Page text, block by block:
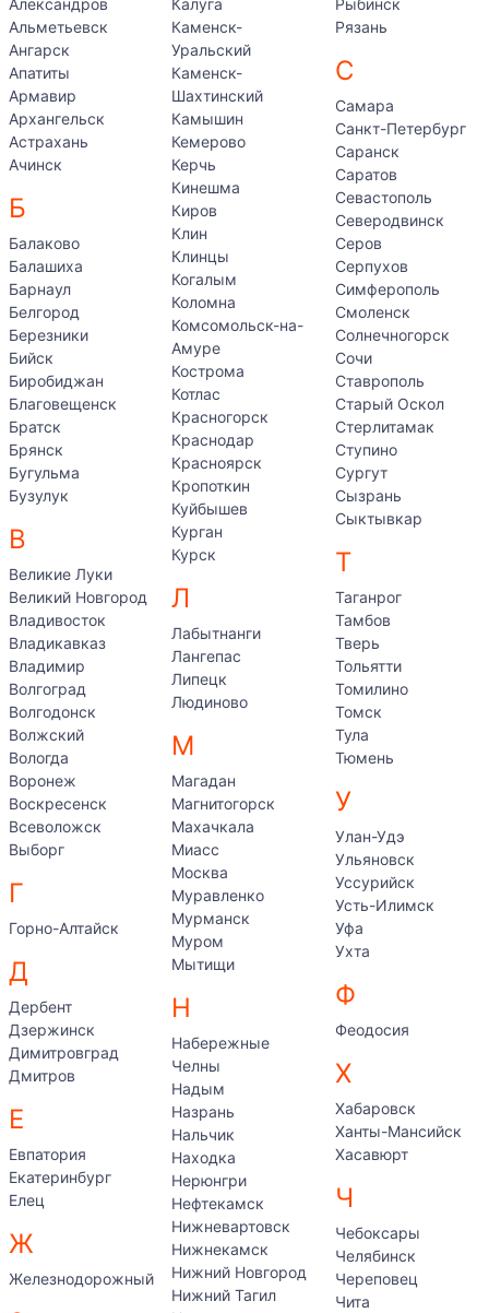
Александров
Альметьевск
Ангарск
Апатиты
Армавир
Архангельск
Астрахань
Ачинск
Б
Балаково
Балашиха
Барнаул
Белгород
Березники
Бийск
Биробиджан
Благовещенск
Братск
Брянск
Бугульма
Бузулук
В
Великие Луки
Великий Новгород
Владивосток
Владикавказ
Владимир
Волгоград
Волгодонск
Волжский
Вологда
Воронеж
Воскресенск
Всеволожск
Выборг
Г
Горно-Алтайск
Д
Дербент
Дзержинск
Димитровград
Дмитров
Е
Евпатория
Екатеринбург
Елец
Ж
Железнодорожный
Калуга
Каменск-
Уральский
Каменск-
Шахтинский
Камышин
Кемерово
Керчь
Кинешма
Киров
Клин
Клинцы
Когалым
Коломна
Комсомольск-на-
Амуре
Кострома
Котлас
Красногорск
Краснодар
Красноярск
Кропоткин
Куйбышев
Курган
Курск
Л
Лабытнанги
Лангепас
Липецк
Людиново
М
Магадан
Магнитогорск
Махачкала
Миасс
Москва
Муравленко
Мурманск
Муром
Мытищи
Н
Набережные
Челны
Надым
Назрань
Нальчик
Находка
Нерюнгри
Нефтекамск
Нижневартовск
Нижнекамск
Нижний Новгород
Нижний Тагил
Рыбинск
Рязань
С
Самара
Санкт-Петербург
Саранск
Саратов
Севастополь
Северодвинск
Серов
Серпухов
Симферополь
Смоленск
Солнечногорск
Сочи
Ставрополь
Старый Оскол
Стерлитамак
Ступино
Сургут
Сызрань
Сыктывкар
Т
Таганрог
Тамбов
Тверь
Тольятти
Томилино
Томск
Тула
Тюмень
У
Улан-Удэ
Ульяновск
Уссурийск
Усть-Илимск
Уфа
Ухта
Ф
Феодосия
Х
Хабаровск
Ханты-Мансийск
Хасавюрт
Ч
Чебоксары
Челябинск
Череповец
Чита